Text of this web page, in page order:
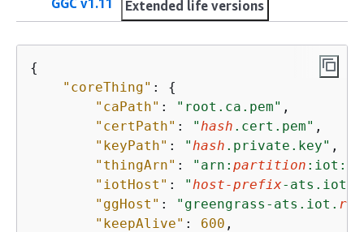
GGC v1.11 Extended life versions
{
"coreThing" : {
"caPath" : "root.ca.pem" ,
"certPath" : " hash .cert.pem" ,
"keyPath" : " hash .private.key" ,
"thingArn" : "arn: partition :iot:
"iotHost" : " host-prefix-ats.iot.
"ggHost" : "greengrass-ats.iot.
"keepAlive" : 600 ,